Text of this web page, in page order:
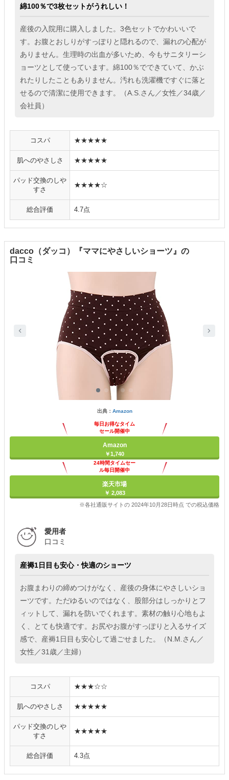
綿100％で3枚セットがうれしい！
産後の入院用に購入しました。3色セットでかわいいで
す。お腹とおしりがすっぽりと隠れるので、漏れの心配が
ありません。生理時の出血が多いため、今もサニタリーシ
ョーツとして使っています。綿100％でできていて、かぶ
れたりしたこともありません。汚れも洗濯機ですぐに落と
せるので清潔に使用できます。（A.S.さん／女性／34歳／
会社員）
コスパ ★★★★★
肌へのやさしさ ★★★★★
パッド交換のしや
すさ
★★★★☆
総合評価 4.7点
dacco（ダッコ）『ママにやさしいショーツ』の
口コミ
出典： Amazon
毎日お得なタイム
セール開催中
Amazon
￥1,740
24時間タイムセー
ル毎日開催中
楽天市場
￥ 2,083
※各社通販サイトの 2024年10月28日時点 での税込価格
愛用者
口コミ
産褥1日目も安心・快適のショーツ
お腹まわりの締めつけがなく、産後の身体にやさしいショ
ーツです。ただゆるいのではなく、股部分はしっかりとフ
ィットして、漏れを防いでくれます。素材の触り心地もよ
く、とても快適です。お尻やお腹がすっぽりと入るサイズ
感で、産褥1日目も安心して過ごせました。（N.M.さん／
女性／31歳／主婦）
コスパ ★★★☆☆
肌へのやさしさ ★★★★★
パッド交換のしや
すさ
★★★★★
総合評価 4.3点